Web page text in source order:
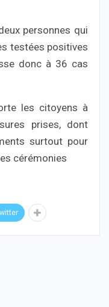
personnes qui
testées positives
donc à 36 cas
les citoyens à
prises, dont
surtout pour
cérémonies